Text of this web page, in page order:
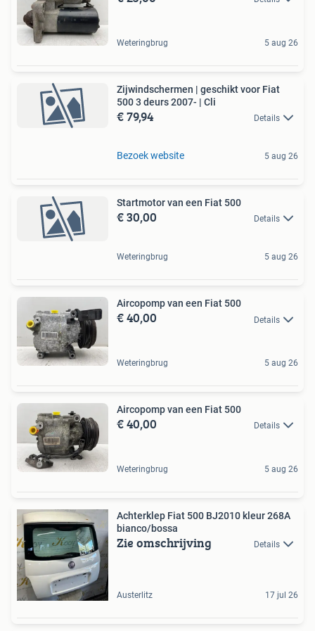
Weteringbrug 5 aug 26
Zijwindschermen | geschikt voor Fiat
500 3 deurs 2007- | Cli
€ 79,94 Details
Bezoek website 5 aug 26
Startmotor van een Fiat 500
€ 30,00 Details
Weteringbrug 5 aug 26
Aircopomp van een Fiat 500
€ 40,00 Details
Weteringbrug 5 aug 26
Aircopomp van een Fiat 500
€ 40,00 Details
Weteringbrug 5 aug 26
Achterklep Fiat 500 BJ2010 kleur 268A
bianco/bossa
Zie omschrijving Details
Austerlitz 17 jul 26